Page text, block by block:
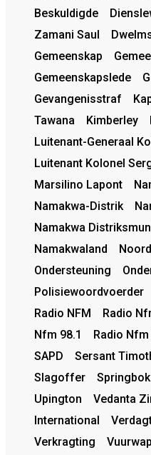
Beskuldigde
Zamani Saul
Gemeenskap
Gemeenskapslede
Gevangenisstraf
Tawana
Kimberley
Luitenant-Generaal
Luitenant Kolonel
Marsilino Lapont
Namakwa-Distrik
Namakwa
Namakwaland
Ondersteuning
Polisiewoordvoerder
Radio NFM
Radio
Nfm 98.1
Radio
SAPD
Sersant
Slagoffer
Springbok
Upington
Vedanta
International
Verkragting